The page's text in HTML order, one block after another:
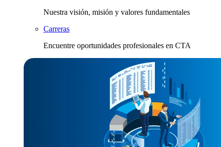
Nuestra visión, misión y valores fundamentales
Carreras
Encuentre oportunidades profesionales en CTA